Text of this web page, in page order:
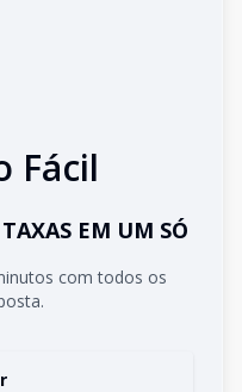
Fácil
EM UM SÓ
com todos os